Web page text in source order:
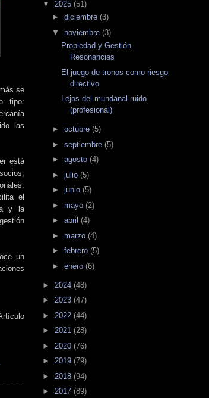
se
tipo:
las
está
el
y la
un
▼ 2025 (51)
► diciembre (3)
▼ noviembre (3)
Propiedad y Gestión.
Resonancias
El juego de tronos como riesgo
directivo
Lejos del mundanal ruido
(profesional)
► octubre (5)
► septiembre (5)
► agosto (4)
► julio (5)
► junio (5)
► mayo (2)
► abril (4)
► marzo (4)
► febrero (5)
► enero (6)
► 2024 (48)
► 2023 (47)
► 2022 (44)
► 2021 (28)
► 2020 (76)
► 2019 (79)
► 2018 (94)
► 2017 (89)